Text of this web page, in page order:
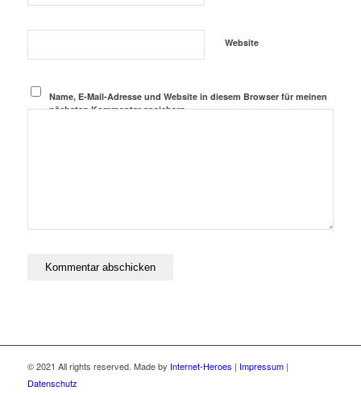
Website
Name, E-Mail-Adresse und Website in diesem Browser für meinen
nächsten Kommentar speichern.
© 2021 All rights reserved. Made by Internet-Heroes | Impressum|
Datenschutz